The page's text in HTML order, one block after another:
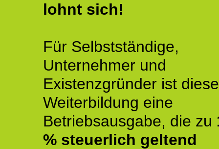
lohnt sich!
Für Selbstständige,
Unternehmer und
Existenzgründer ist diese
Weiterbildung eine
Betriebsausgabe, die zu
% steuerlich geltend